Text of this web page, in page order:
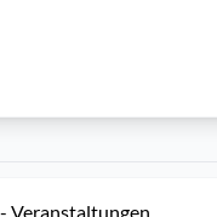
Veranstaltungen